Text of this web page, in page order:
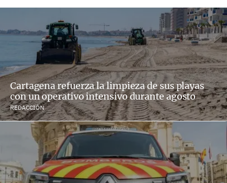
Cartagena refuerza la limpieza de sus playas
con un operativo intensivo durante agosto
REDACCIÓN